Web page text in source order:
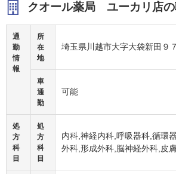
クオール薬局 ユーカリ店の
通
勤
情
報
所
在
地
埼玉県川越市大字大袋新田９
車
通
勤
可能
処
方
科
目
処
方
科
目
内科,神経内科,呼吸器科,循環
外科,形成外科,脳神経外科,皮